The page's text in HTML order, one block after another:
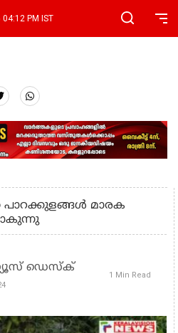
04:12 PM IST
മാരക
ഡെസ്‌ക്
1 Min Read